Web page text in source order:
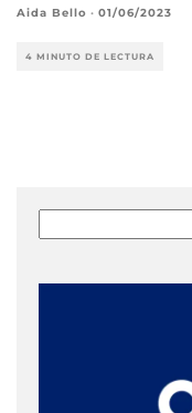
Aida Bello · 01/06/2023
4 MINUTO DE LECTURA